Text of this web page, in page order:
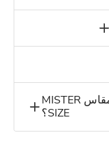
أين يتم إنتاج الواقيات الذكرية ذات المقاس MISTER
SIZE؟